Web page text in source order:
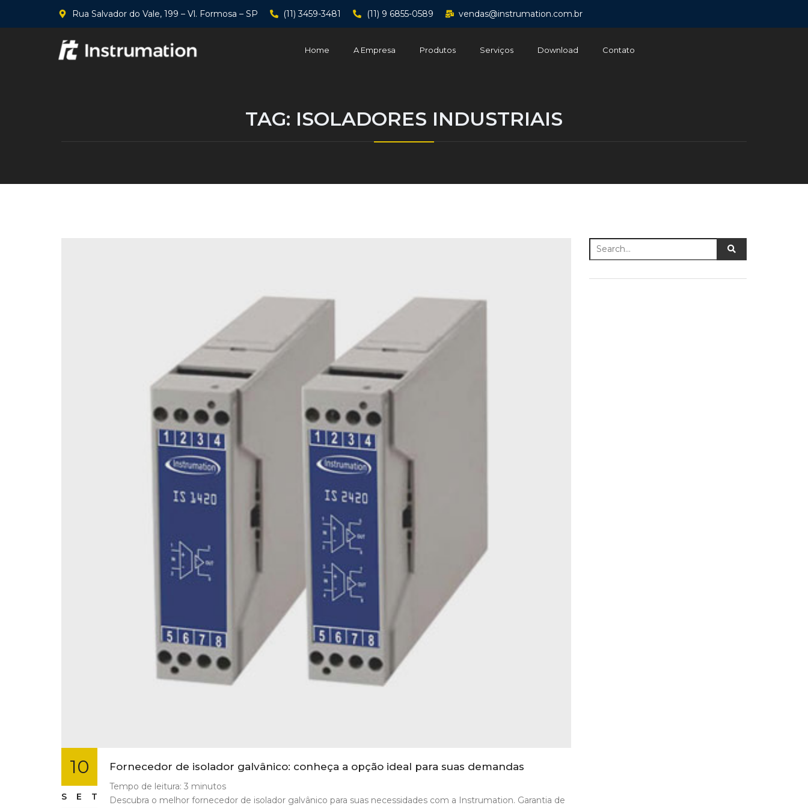
Rua Salvador do Vale, 199 – Vl. Formosa – SP (11) 3459-3481 (11) 9 6855-0589 vendas@instrumation.com.br
Home A Empresa Produtos Serviços Download Contato
TAG: ISOLADORES INDUSTRIAIS
10
SET
Fornecedor de isolador galvânico: conheça a opção ideal para suas demandas
Tempo de leitura: 3 minutos
Descubra o melhor fornecedor de isolador galvânico para suas necessidades com a Instrumation. Garantia de